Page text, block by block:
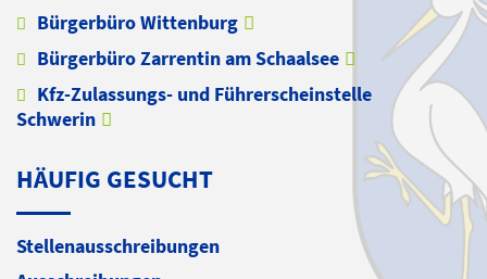
Bürgerbüro Wittenburg
Bürgerbüro Zarrentin am Schaalsee
Kfz-Zulassungs- und Führerscheinstelle
Schwerin
HÄUFIG GESUCHT
Stellenausschreibungen